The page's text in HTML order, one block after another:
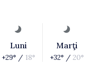
Luni
+29° / 18°
Marţi
+32° / 20°